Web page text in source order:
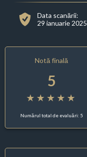
Data scanării:
29 ianuarie 2025
Notă finală
5
Numărul total de evaluări: 5